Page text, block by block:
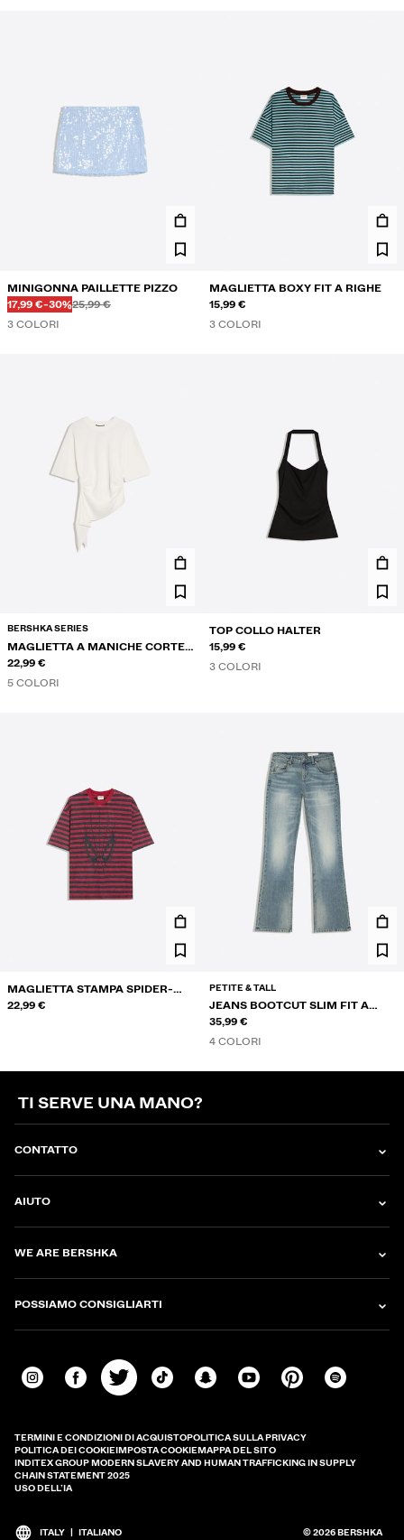
MINIGONNA PAILLETTE PIZZO
PREZZO CON SCONTO
17,99 €SCONTO DEL
-30%Prima
25,99 €
Prima
3 COLORI
MAGLIETTA BOXY FIT A RIGHE
15,99 €
3 COLORI
BERSHKA SERIES
MAGLIETTA A MANICHE CORTE
ARRICCIATA
22,99 €
5 COLORI
TOP COLLO HALTER
15,99 €
3 COLORI
MAGLIETTA STAMPA SPIDER-
MAN
22,99 €
PETITE & TALL
JEANS BOOTCUT SLIM FIT A
VITA BASSA
35,99 €
4 COLORI
TI SERVE UNA MANO?
CONTATTO
AIUTO
WE ARE BERSHKA
POSSIAMO CONSIGLIARTI
TERMINI E CONDIZIONI DI ACQUISTOPOLITICA SULLA PRIVACY
POLITICA DEI COOKIEIMPOSTA COOKIEMAPPA DEL SITO
INDITEX GROUP MODERN SLAVERY AND HUMAN TRAFFICKING IN SUPPLY
CHAIN STATEMENT 2025
USO DELL’IA
ITALY | ITALIANO © 2026 BERSHKA